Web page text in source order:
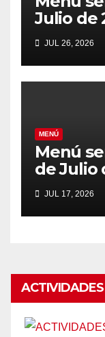
Julio de
JUL 26, 2026
MENÚ
Menú
de Julio
JUL 17, 2026
ACTIVIDADES